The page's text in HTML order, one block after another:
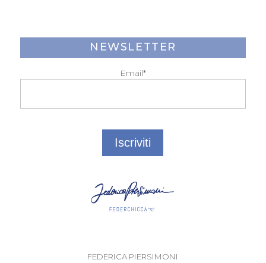
FEDERICA PIERSIMONI
NEWSLETTER
Email*